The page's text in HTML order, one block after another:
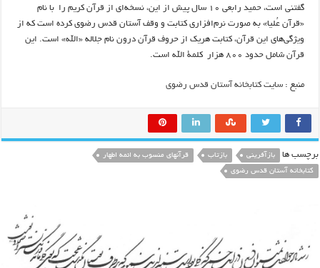
گفتنی است، حمید رابعی ۱۰ سال پیش از این، نسخه‌ای از قرآن کریم را با نام
«قرآن عُلیا» به صورت نرم‌افزاری کتابت و وقف آستان قدس رضوی کرده است که از
ویژگی‌های این قرآن، کتابت هریک از حروف قرآن درون نام جلاله «الله» است. این
قرآن شامل حدود ۸۰۰ هزار کلمۀ الله است.
منبع :سایت کتابخانه آستان قدس رضوی
برچسب ها بازآفرینی بازتاب
قرآنهای منسوب به ائمه اطهار
کتابخانه آستان قدس رضوی